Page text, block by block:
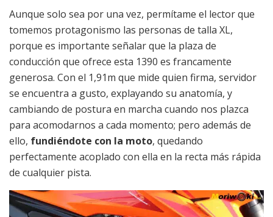
Aunque solo sea por una vez, permítame el lector que
tomemos protagonismo las personas de talla XL,
porque es importante señalar que la plaza de
conducción que ofrece esta 1390 es francamente
generosa. Con el 1,91m que mide quien firma, servidor
se encuentra a gusto, explayando su anatomía, y
cambiando de postura en marcha cuando nos plazca
para acomodarnos a cada momento; pero además de
ello, fundiéndote con la moto, quedando
perfectamente acoplado con ella en la recta más rápida
de cualquier pista.